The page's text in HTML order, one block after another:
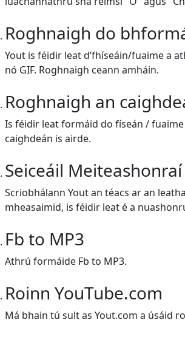
Roghnaigh do
Yout is féidir leat d’fhíseáin/fuaime a
nó GIF. Roghnaigh ceann amháin.
Roghnaigh an
Is féidir leat formáid do físeán /
caighdeán is airde.
Seiceáil Meiteashonraí
Scriobhálann Yout an téacs ar an
mheasaimid, is féidir leat é a
Fb to MP3
Athrú formáide Fb to MP3.
Roinn YouTube.com
Má bhain tú sult as Yout.com a úsáid